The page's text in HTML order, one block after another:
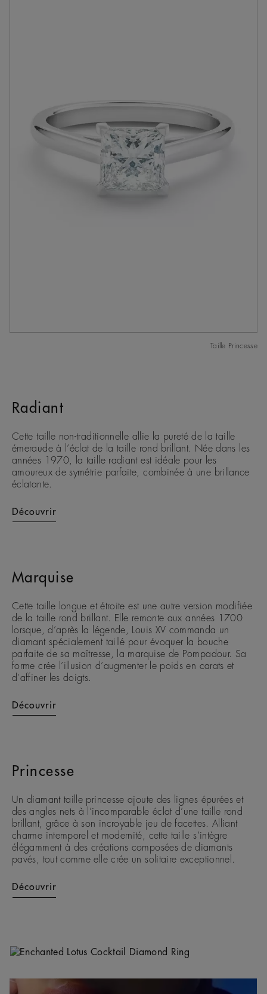
Taille Princesse
Radiant
Cette taille non-traditionnelle allie la pureté de la taille
émeraude à l’éclat de la taille rond brillant. Née dans les
années 1970, la taille radiant est idéale pour les
amoureux de symétrie parfaite, combinée à une brillance
éclatante.
Découvrir
Marquise
Cette taille longue et étroite est une autre version modifiée
de la taille rond brillant. Elle remonte aux années 1700
lorsque, d’après la légende, Louis XV commanda un
diamant spécialement taillé pour évoquer la bouche
parfaite de sa maîtresse, la marquise de Pompadour. Sa
forme crée l’illusion d’augmenter le poids en carats et
d'affiner les doigts.
Découvrir
Princesse
Un diamant taille princesse ajoute des lignes épurées et
des angles nets à l’incomparable éclat d’une taille rond
brillant, grâce à son incroyable jeu de facettes. Alliant
charme intemporel et modernité, cette taille s’intègre
élégamment à des créations composées de diamants
pavés, tout comme elle crée un solitaire exceptionnel.
Découvrir